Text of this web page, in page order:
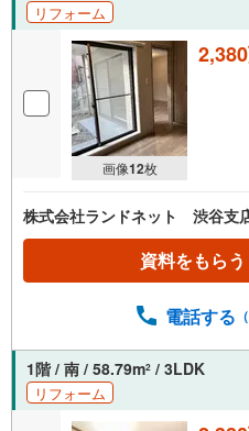
リフォーム
画像12枚
株式会社ランドネット 渋谷支
資料をもらう
電話する
1階 / 南 / 58.79m2 / 3LDK
リフォーム